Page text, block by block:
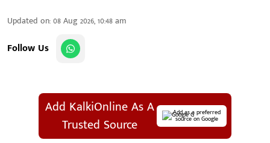
Updated on:08 Aug 2026, 10:48 am
Follow Us
Add KalkiOnline As A
Trusted Source
Add as a preferred
source on Google